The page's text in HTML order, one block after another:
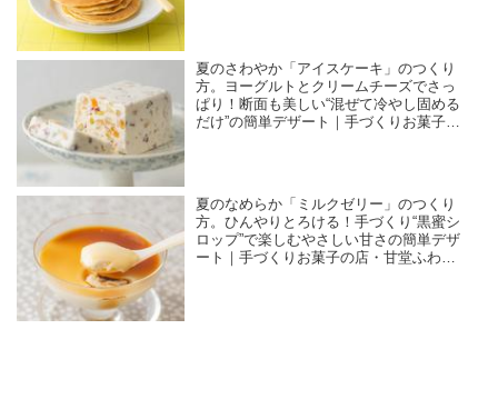
夏のさわやか「アイスケーキ」のつくり
方。ヨーグルトとクリームチーズでさっ
ぱり！断面も美しい“混ぜて冷やし固める
だけ”の簡単デザート｜手づくりお菓子の
夏のなめらか「ミルクゼリー」のつくり
方。ひんやりとろける！手づくり“黒蜜シ
ロップ”で楽しむやさしい甘さの簡単デザ
ート｜手づくりお菓子の店・甘堂ふわ作